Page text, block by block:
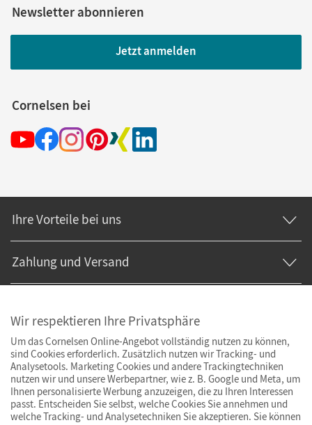
Newsletter abonnieren
Jetzt anmelden
Cornelsen bei
Ihre Vorteile bei uns
Zahlung und Versand
Wir respektieren Ihre Privatsphäre
Um das Cornelsen Online-Angebot vollständig nutzen zu können,
sind Cookies erforderlich. Zusätzlich nutzen wir Tracking- und
Analysetools. Marketing Cookies und andere Trackingtechniken
nutzen wir und unsere Werbepartner, wie z. B. Google und Meta, um
Ihnen personalisierte Werbung anzuzeigen, die zu Ihren Interessen
passt. Entscheiden Sie selbst, welche Cookies Sie annehmen und
welche Tracking- und Analysetechniken Sie akzeptieren. Sie können